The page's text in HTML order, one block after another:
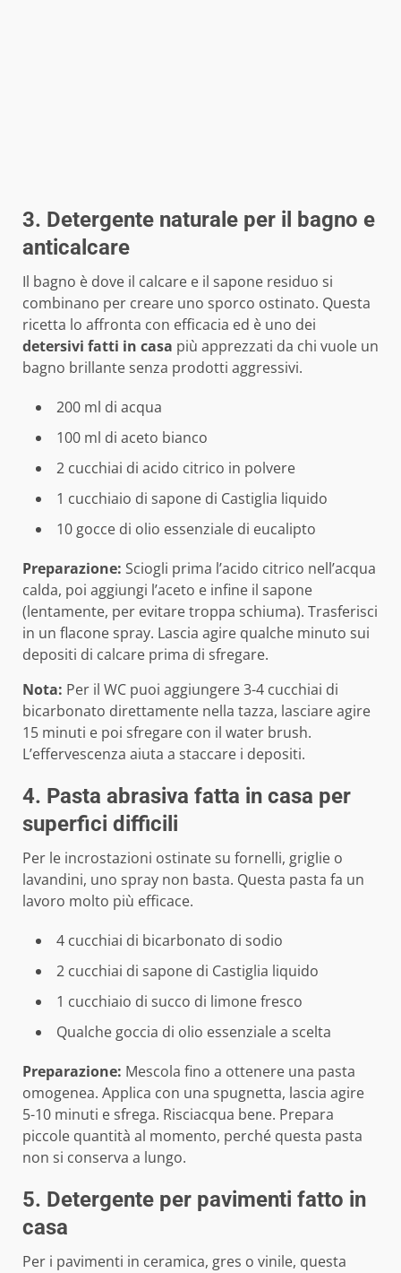
3. Detergente naturale per il bagno e
anticalcare
Il bagno è dove il calcare e il sapone residuo si
combinano per creare uno sporco ostinato. Questa
ricetta lo affronta con efficacia ed è uno dei
detersivi fatti in casa più apprezzati da chi vuole un
bagno brillante senza prodotti aggressivi.
200 ml di acqua
100 ml di aceto bianco
2 cucchiai di acido citrico in polvere
1 cucchiaio di sapone di Castiglia liquido
10 gocce di olio essenziale di eucalipto
Preparazione: Sciogli prima l’acido citrico nell’acqua
calda, poi aggiungi l’aceto e infine il sapone
(lentamente, per evitare troppa schiuma). Trasferisci
in un flacone spray. Lascia agire qualche minuto sui
depositi di calcare prima di sfregare.
Nota: Per il WC puoi aggiungere 3-4 cucchiai di
bicarbonato direttamente nella tazza, lasciare agire
15 minuti e poi sfregare con il water brush.
L’effervescenza aiuta a staccare i depositi.
4. Pasta abrasiva fatta in casa per
superfici difficili
Per le incrostazioni ostinate su fornelli, griglie o
lavandini, uno spray non basta. Questa pasta fa un
lavoro molto più efficace.
4 cucchiai di bicarbonato di sodio
2 cucchiai di sapone di Castiglia liquido
1 cucchiaio di succo di limone fresco
Qualche goccia di olio essenziale a scelta
Preparazione: Mescola fino a ottenere una pasta
omogenea. Applica con una spugnetta, lascia agire
5-10 minuti e sfrega. Risciacqua bene. Prepara
piccole quantità al momento, perché questa pasta
non si conserva a lungo.
5. Detergente per pavimenti fatto in
casa
Per i pavimenti in ceramica, gres o vinile, questa